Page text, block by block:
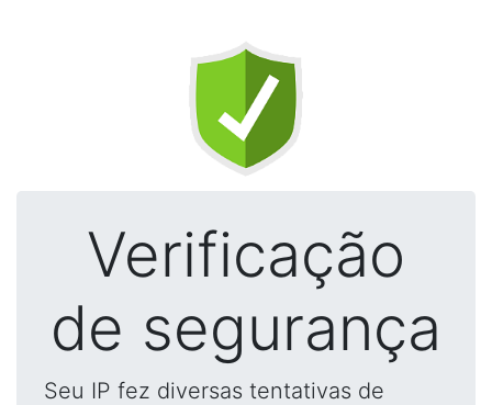
Verificação
de segurança
Seu IP fez diversas tentativas de